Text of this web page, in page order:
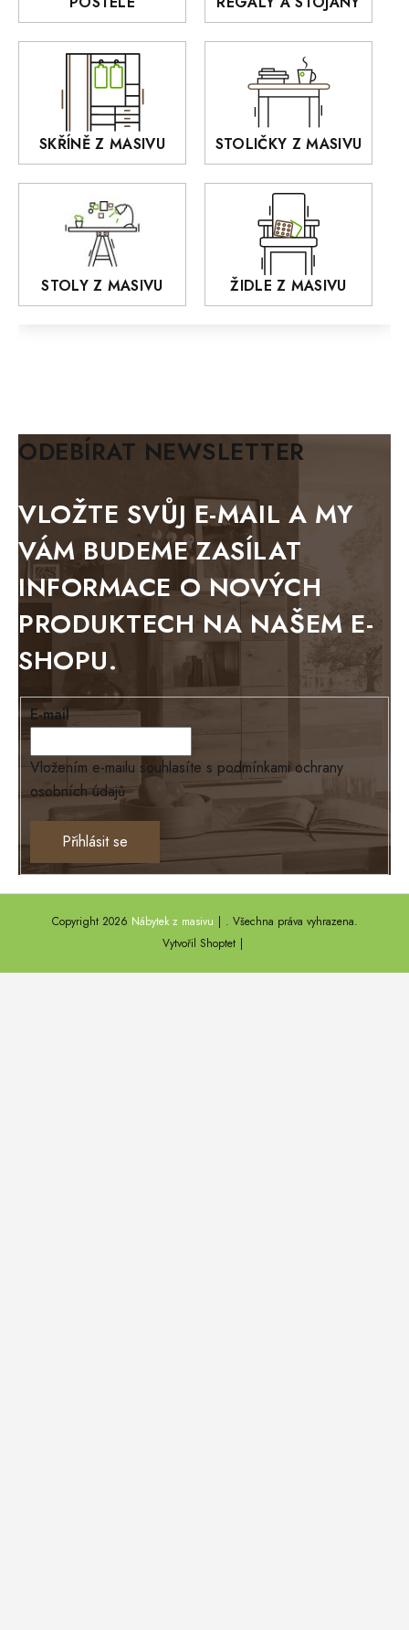
Akce
GIALO
DEJA
OLD STYLE
KANSAS
RETRO
MONET
OSLO
MODERN loft
BIANCA
BLACK VELVET
BELLUNO grafite
WESTERN
BERLIN
KOLMAR
TOSKANIA
LOUISIANA
Tello
Loriano
EXCLUSIVE
TEXAS
ANNY
DEL SOL
SKŘÍNĚ Z MASIVU STOLIČKY Z MASIVU
STOLY Z MASIVU ŽIDLE Z MASIVU
ODEBÍRAT NEWSLETTER
VLOŽTE SVŮJ E-MAIL A MY
VÁM BUDEME ZASÍLAT
INFORMACE O NOVÝCH
PRODUKTECH NA NAŠEM E-
SHOPU.
E-mail
Vložením e-mailu souhlasíte s podmínkami ochrany
osobních údajů
Přihlásit se
Vytvořil Shoptet
Copyright 2026 Nábytek z masivu . Všechna práva vyhrazena.